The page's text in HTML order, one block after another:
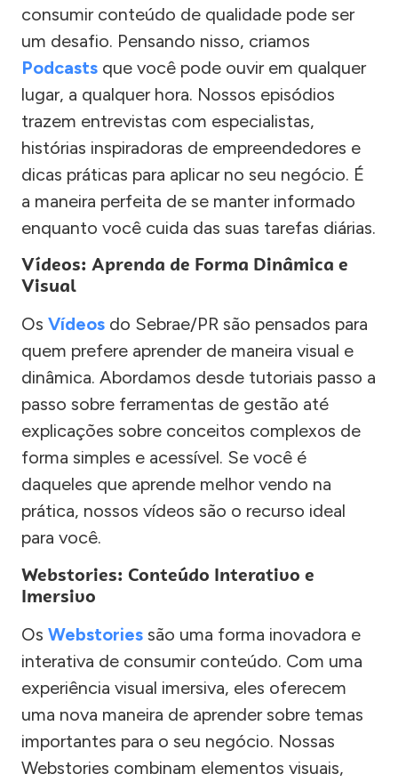
consumir conteúdo de qualidade pode ser
um desafio. Pensando nisso, criamos
Podcasts que você pode ouvir em qualquer
lugar, a qualquer hora. Nossos episódios
trazem entrevistas com especialistas,
histórias inspiradoras de empreendedores e
dicas práticas para aplicar no seu negócio. É
a maneira perfeita de se manter informado
enquanto você cuida das suas tarefas diárias.
Vídeos: Aprenda de Forma Dinâmica e
Visual
Os Vídeos do Sebrae/PR são pensados para
quem prefere aprender de maneira visual e
dinâmica. Abordamos desde tutoriais passo a
passo sobre ferramentas de gestão até
explicações sobre conceitos complexos de
forma simples e acessível. Se você é
daqueles que aprende melhor vendo na
prática, nossos vídeos são o recurso ideal
para você.
Webstories: Conteúdo Interativo e
Imersivo
Os Webstories são uma forma inovadora e
interativa de consumir conteúdo. Com uma
experiência visual imersiva, eles oferecem
uma nova maneira de aprender sobre temas
importantes para o seu negócio. Nossas
Webstories combinam elementos visuais,